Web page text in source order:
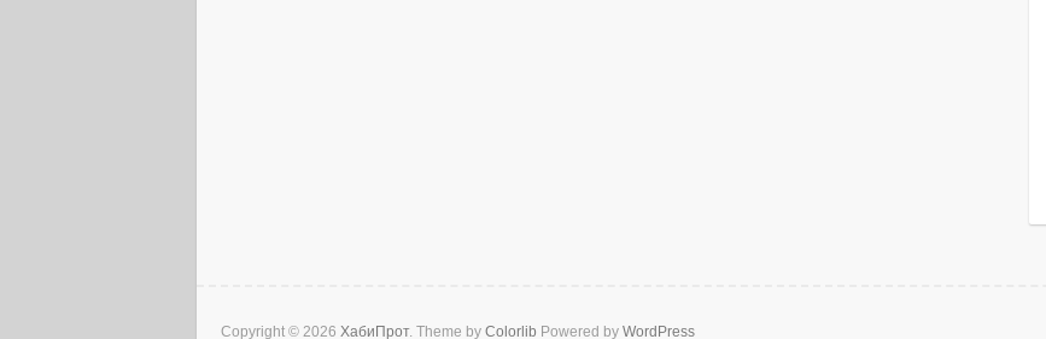
Copyright © 2026 ХабиПрот. Theme by Colorlib Powered by WordPress